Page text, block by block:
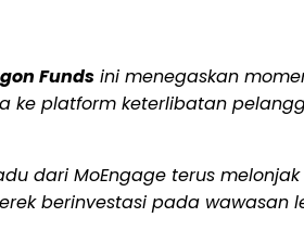
Funds ini menegaskan
platform keterlibatan
dari MoEngage terus
berinvestasi pada